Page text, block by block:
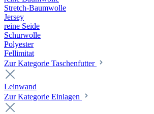
Stretch-Baumwolle
Jersey
reine Seide
Schurwolle
Polyester
Fellimitat
Zur Kategorie Taschenfutter
Leinwand
Zur Kategorie Einlagen